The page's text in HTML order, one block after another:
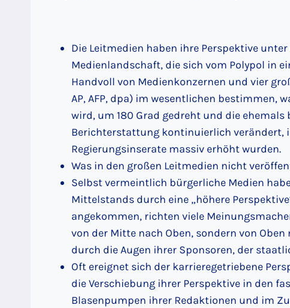
Die Leitmedien haben ihre Perspektive
Medienlandschaft, die sich vom Polypol in
Handvoll von Medienkonzernen und vier
AP, AFP, dpa) im wesentlichen
wird, um 180 Grad gedreht und die
Berichterstattung kontinuierlich verändert,
Regierungsinserate massiv erhöht wurden.
Was in den großen Leitmedien nicht
Selbst vermeintlich bürgerliche Medien
Mittelstands durch eine „höhere
angekommen, richten viele
von der Mitte nach Oben, sondern von
durch die Augen ihrer Sponsoren, der
Oft ereignet sich der karrieregetriebene
die Verschiebung ihrer Perspektive in den
Blasenpumpen ihrer Redaktionen und im